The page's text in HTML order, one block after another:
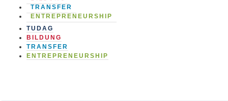
TRANSFER
ENTREPRENEURSHIP
TUDAG
BILDUNG
TRANSFER
ENTREPRENEURSHIP